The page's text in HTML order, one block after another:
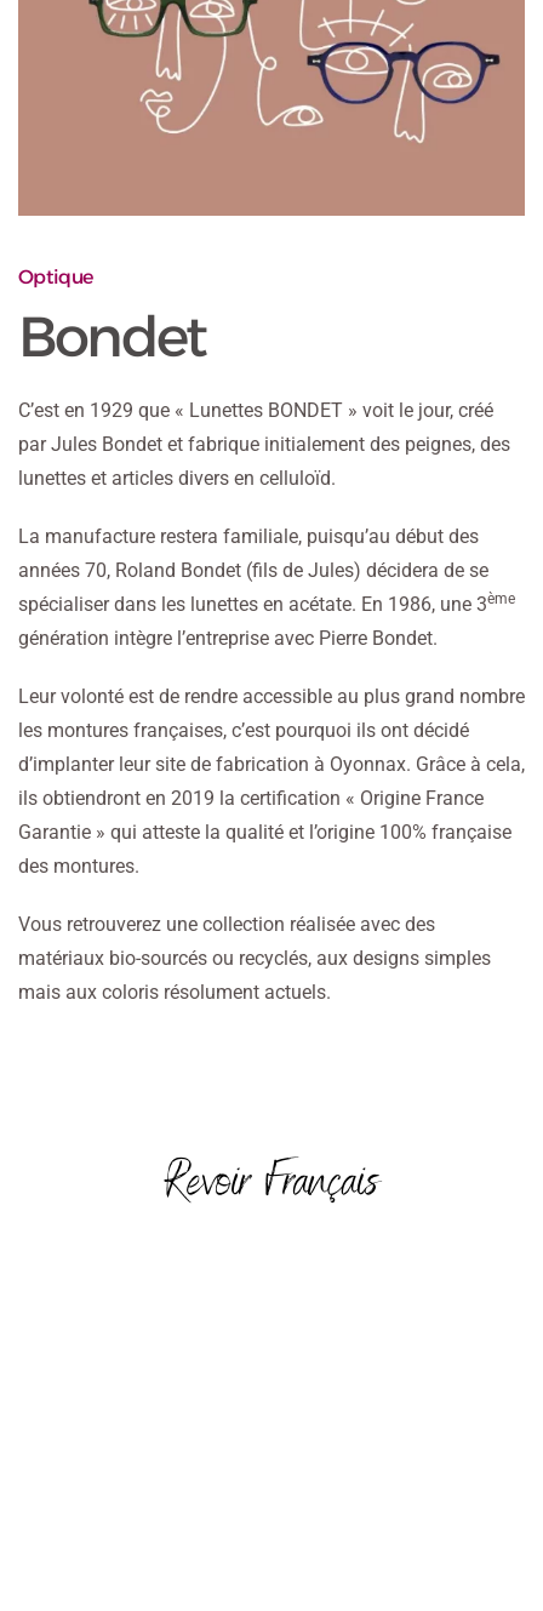
Optique
Bondet
C’est en 1929 que « Lunettes BONDET » voit le jour, créé
par Jules Bondet et fabrique initialement des peignes, des
lunettes et articles divers en celluloïd.
La manufacture restera familiale, puisqu’au début des
années 70, Roland Bondet (fils de Jules) décidera de se
spécialiser dans les lunettes en acétate. En 1986, une 3ème
génération intègre l’entreprise avec Pierre Bondet.
Leur volonté est de rendre accessible au plus grand nombre
les montures françaises, c’est pourquoi ils ont décidé
d’implanter leur site de fabrication à Oyonnax. Grâce à cela,
ils obtiendront en 2019 la certification « Origine France
Garantie » qui atteste la qualité et l’origine 100% française
des montures.
Vous retrouverez une collection réalisée avec des
matériaux bio-sourcés ou recyclés, aux designs simples
mais aux coloris résolument actuels.